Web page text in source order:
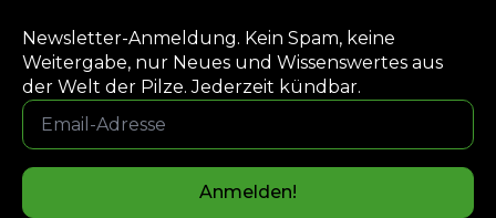
Newsletter-Anmeldung. Kein Spam, keine
Weitergabe, nur Neues und Wissenswertes aus
der Welt der Pilze. Jederzeit kündbar.
Email-
Adresse
*
Anmelden!